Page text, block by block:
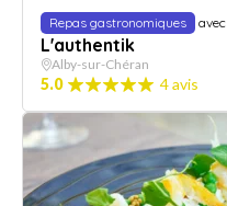
Repas gastronomiques avec
L'authentik
Alby-sur-Chéran
5.0 4 avis